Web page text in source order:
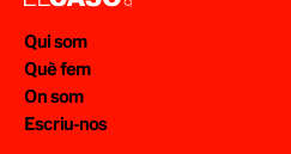
Qui som
Què fem
On som
Escriu-nos